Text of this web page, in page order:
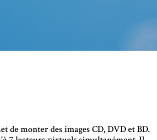
de monter des images CD, DVD et BD.